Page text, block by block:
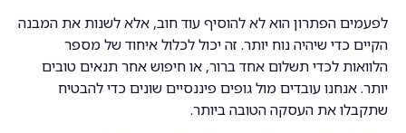
לפעמים הפתרון הוא לא להוסיף עוד חוב, אלא לשנות את המבנה
הקיים כדי שיהיה נוח יותר. זה יכול לכלול איחוד של מספר
הלוואות לכדי תשלום אחד ברור, או חיפוש אחר תנאים טובים
יותר. אנחנו עובדים מול גופים פיננסיים שונים כדי להבטיח
שתקבלו את העסקה הטובה ביותר.